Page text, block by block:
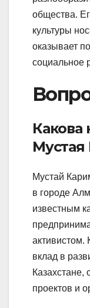
общества.
культуры
оказывает
социальное
Какова
Мустая
Мустай
в городе
известным
активистом.
вклад в
Казахстане,
проектов и